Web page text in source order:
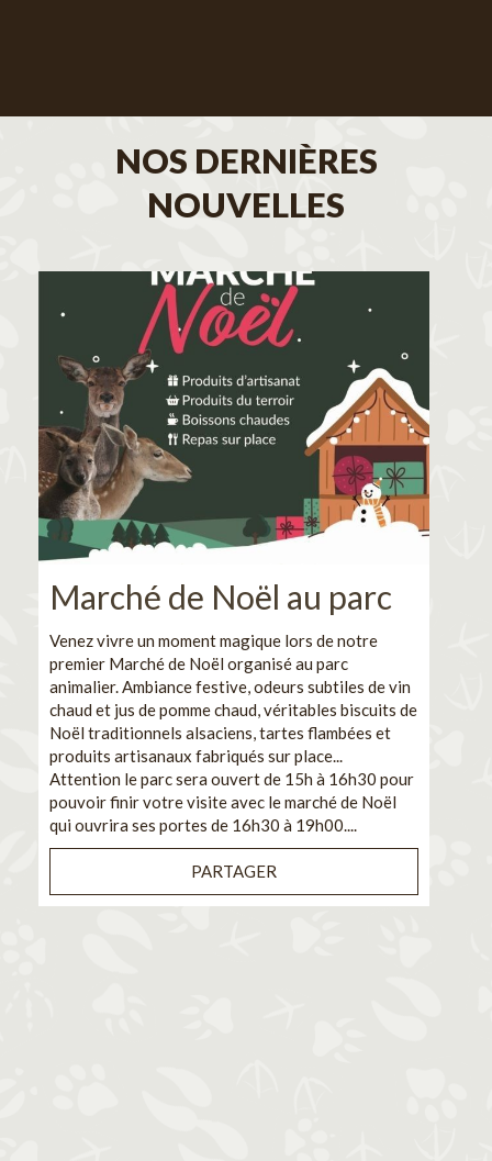
NOS DERNIÈRES
NOUVELLES
Marché de Noël au parc
Venez vivre un moment magique lors de notre
premier Marché de Noël organisé au parc
animalier. Ambiance festive, odeurs subtiles de vin
chaud et jus de pomme chaud, véritables biscuits de
Noël traditionnels alsaciens, tartes flambées et
produits artisanaux fabriqués sur place...
Attention le parc sera ouvert de 15h à 16h30 pour
pouvoir finir votre visite avec le marché de Noël
qui ouvrira ses portes de 16h30 à 19h00....
PARTAGER